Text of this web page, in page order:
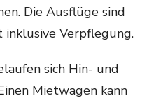
Die Ausflüge sind
inklusive Verpflegung.
sich Hin- und
Mietwagen kann